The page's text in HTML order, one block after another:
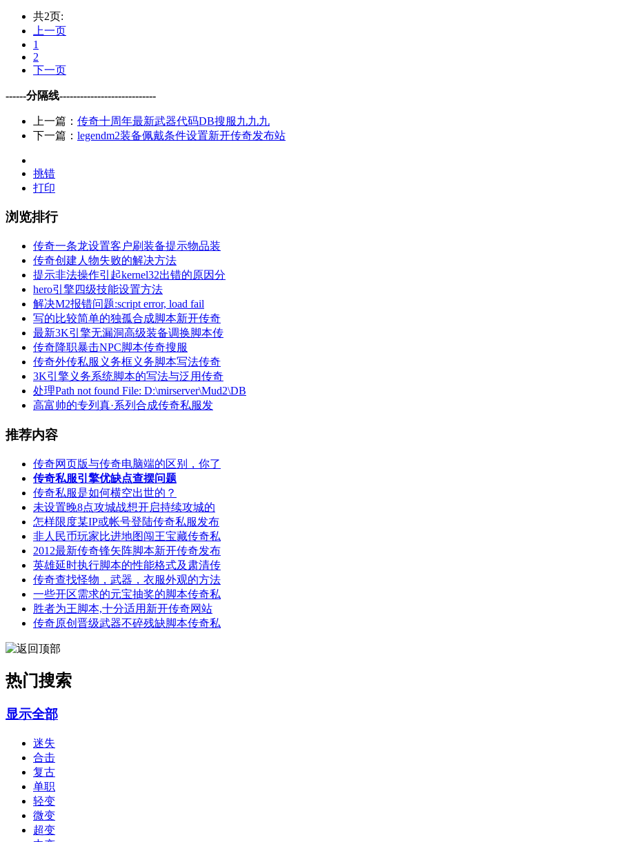
共2页:
上一页
1
2
下一页
------分隔线----------------------------
上一篇： 传奇十周年最新武器代码DB搜服九九九
下一篇： legendm2装备佩戴条件设置新开传奇发布站
挑错
打印
浏览排行
传奇一条龙设置客户刷装备提示物品装
传奇创建人物失败的解决方法
提示非法操作引起kernel32出错的原因分
hero引擎四级技能设置方法
解决M2报错问题:script error, load fail
写的比较简单的独孤合成脚本新开传奇
最新3K引擎无漏洞高级装备调换脚本传
传奇降职暴击NPC脚本传奇搜服
传奇外传私服义务框义务脚本写法传奇
3K引擎义务系统脚本的写法与泛用传奇
处理Path not found File: D:\mirserver\Mud2\DB
高富帅的专列真·系列合成传奇私服发
推荐内容
传奇网页版与传奇电脑端的区别，你了
传奇私服引擎优缺点查摆问题
传奇私服是如何横空出世的？
未设置晚8点攻城战想开启持续攻城的
怎样限度某IP或帐号登陆传奇私服发布
非人民币玩家比进地图闯王宝藏传奇私
2012最新传奇锋矢阵脚本新开传奇发布
英雄延时执行脚本的性能格式及肃清传
传奇查找怪物，武器，衣服外观的方法
一些开区需求的元宝抽奖的脚本传奇私
胜者为王脚本,十分适用新开传奇网站
传奇原创晋级武器不碎残缺脚本传奇私
热门搜索
显示全部
迷失
合击
复古
单职
轻变
微变
超变